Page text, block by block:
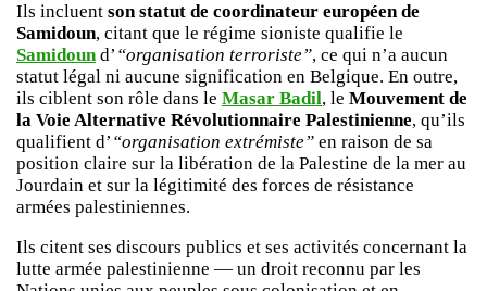
Ils incluent son statut de coordinateur européen de
Samidoun, citant que le régime sioniste qualifie le
Samidound’ “organisation terroriste”, ce qui n’a aucun
statut légal ni aucune signification en Belgique. En outre,
ils ciblent son rôle dans le Masar Badil, le Mouvement de
la Voie Alternative Révolutionnaire Palestinienne, qu’ils
qualifient d’ “organisation extrémiste” en raison de sa
position claire sur la libération de la Palestine de la mer au
Jourdain et sur la légitimité des forces de résistance
armées palestiniennes.
Ils citent ses discours publics et ses activités concernant la
lutte armée palestinienne — un droit reconnu par les